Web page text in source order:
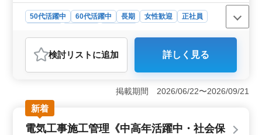
50代活躍中 60代活躍中 長期 女性歓迎
正社員
おすすめポイント
＜地域貢献と技術提供＞ 大手企業や官公庁からの受注
がメインの企業で、地域の発展に貢献しています。ビ
提供し、安心・快適な環境を創り出します。 ＜中高
年の活躍と増員募集＞ 経験豊富な中高年層が、活躍の
場を広げるのに最適な環境です。1級・2級電気工事施工
管理技士の取得者は優遇され、能力や経験に応じた年収
検討リスト に追加 詳しく見る
掲載期間 2026/06/22〜2026/09/21
新着
電気工事施工管理《中高年活躍中・社会保